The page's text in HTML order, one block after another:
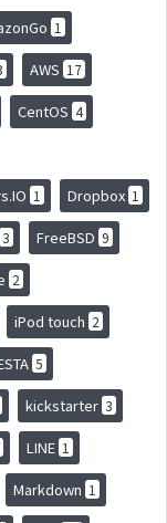
1
AWS 17
CentOS 4
1 Dropbox 1
3 FreeBSD 9
2
iPod touch 2
5
kickstarter 3
LINE 1
Markdown 1